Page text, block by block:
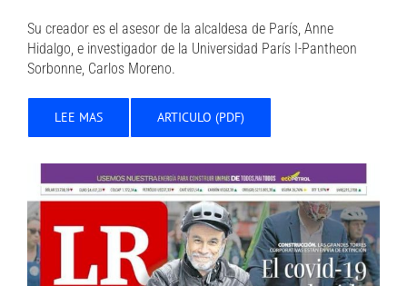
Su creador es el asesor de la alcaldesa de París, Anne
Hidalgo, e investigador de la Universidad París I-Pantheon
Sorbonne, Carlos Moreno.
LEE MAS ARTICULO (PDF)